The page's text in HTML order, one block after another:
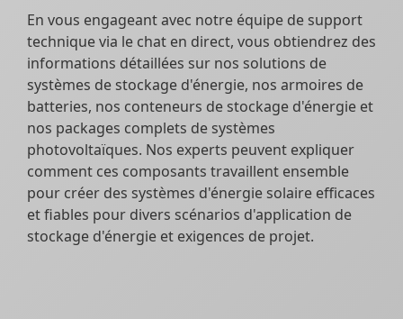
En vous engageant avec notre équipe de support
technique via le chat en direct, vous obtiendrez des
informations détaillées sur nos solutions de
systèmes de stockage d'énergie, nos armoires de
batteries, nos conteneurs de stockage d'énergie et
nos packages complets de systèmes
photovoltaïques. Nos experts peuvent expliquer
comment ces composants travaillent ensemble
pour créer des systèmes d'énergie solaire efficaces
et fiables pour divers scénarios d'application de
stockage d'énergie et exigences de projet.